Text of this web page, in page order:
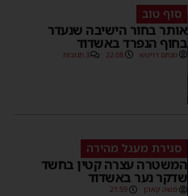
סוף טוב
אותר בחור הישיבה שנעדר
בחוף הנפרד באשדוד
מנחם דויטש 22:08 3 תגובות
סגירת מעגל מהירה
המשטרה עצרה קטין בחשד
שדקר נער באשדוד
משה קאהן 21:59